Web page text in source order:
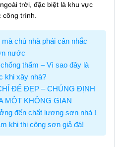
trời, đặc biệt là khu vực
công trình.
chủ nhà phải cân nhắc
nước
thấm – Vì sao đây là
khi xây nhà?
ĐỂ ĐẸP – CHÚNG ĐỊNH
MỘT KHÔNG GIAN
đến chất lượng sơn nhà !
khi thi công sơn giả đá!